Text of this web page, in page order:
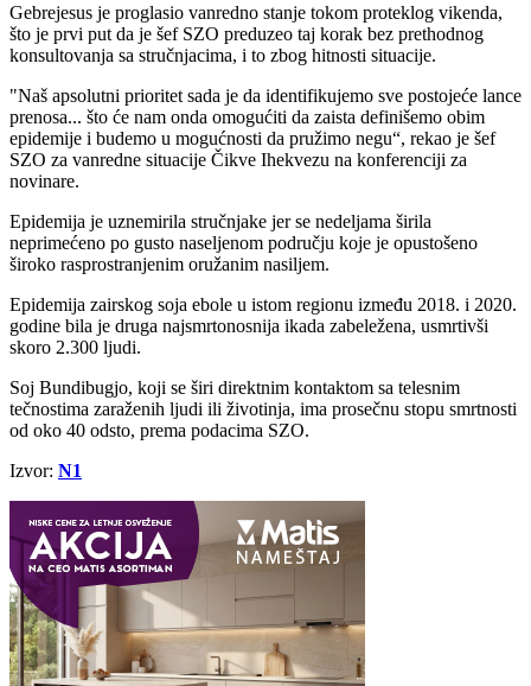
Gebrejesus je proglasio vanredno stanje tokom proteklog vikenda,
što je prvi put da je šef SZO preduzeo taj korak bez prethodnog
konsultovanja sa stručnjacima, i to zbog hitnosti situacije.
"Naš apsolutni prioritet sada je da identifikujemo sve postojeće lance
prenosa... što će nam onda omogućiti da zaista definišemo obim
epidemije i budemo u mogućnosti da pružimo negu“, rekao je šef
SZO za vanredne situacije Čikve Ihekvezu na konferenciji za
novinare.
Epidemija je uznemirila stručnjake jer se nedeljama širila
neprimećeno po gusto naseljenom području koje je opustošeno
široko rasprostranjenim oružanim nasiljem.
Epidemija zairskog soja ebole u ​​istom regionu između 2018. i 2020.
godine bila je druga najsmrtonosnija ikada zabeležena, usmrtivši
skoro 2.300 ljudi.
Soj Bundibugjo, koji se širi direktnim kontaktom sa telesnim
tečnostima zaraženih ljudi ili životinja, ima prosečnu stopu smrtnosti
od oko 40 odsto, prema podacima SZO.
Izvor: N1